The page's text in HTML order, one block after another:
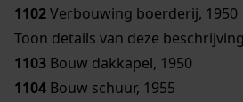
1102Verbouwing boerderij, 1950
Toon details van deze beschrijving
1103 Bouw dakkapel, 1950
1104 Bouw schuur, 1955